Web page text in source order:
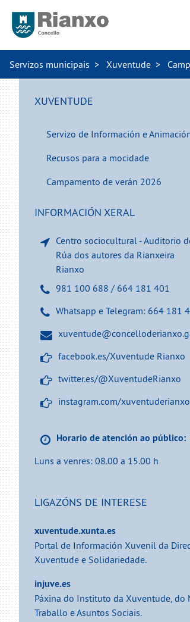
Servizos municipais Xuventude
XUVENTUDE
Servizo de Información e
Recusos para a mocidade
Campamento de verán 2026
INFORMACIÓN XERAL
Centro sociocultural - Auditorio
Rúa dos autores da Rianxeira
Rianxo
981 100 688 / 664 181 401
Whatsapp e Telegram: 664 181
facebook.es/Xuventude Rianxo
twitter.es/@XuventudeRianxo
instagram.com/xuventuderianxo
Horario de atención ao público:
Luns a venres: 08.00 a 15.00​​​​​​​ h
LIGAZÓNS DE INTERESE
xuventude.xunta.es
Portal de Información Xuvenil da
Xuventude e Solidariedade.
injuve.es
Páxina do Instituto da Xuventude, do
Traballo e Asuntos Sociais.